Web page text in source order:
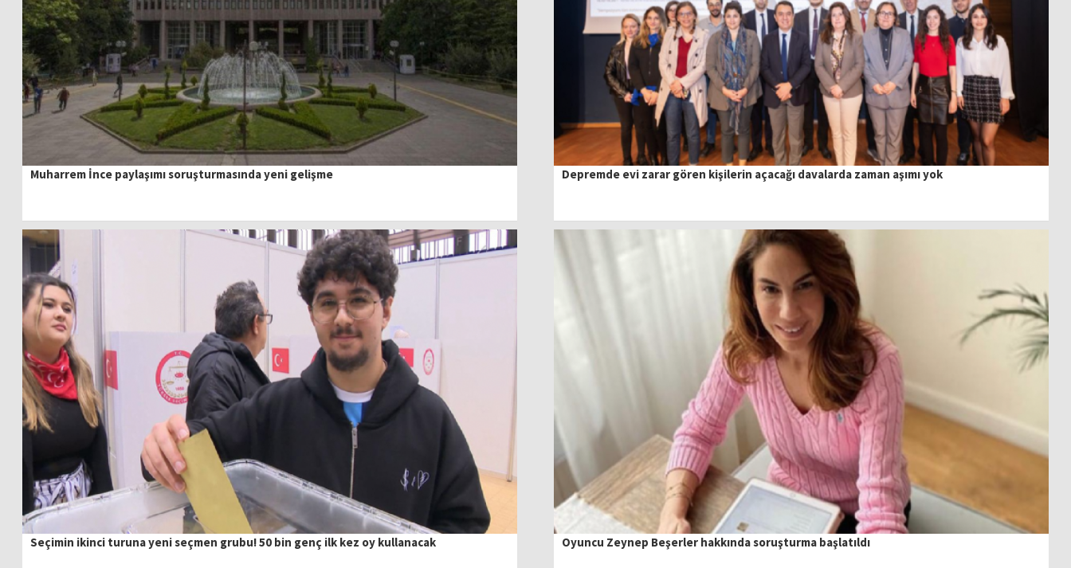
Muharrem İnce paylaşımı soruşturmasında yeni gelişme Depremde evi zarar gören kişilerin açacağı davalarda zaman aşımı yok
Seçimin ikinci turuna yeni seçmen grubu! 50 bin genç ilk kez oy kullanacak Oyuncu Zeynep Beşerler hakkında soruşturma başlatıldı